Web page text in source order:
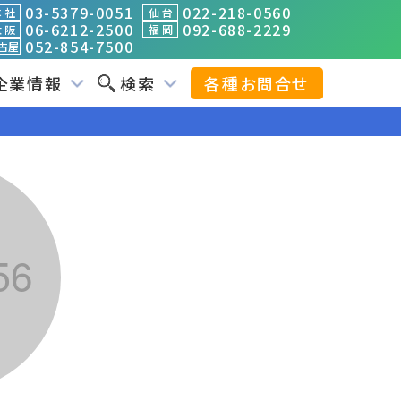
社 03-5379-0051 仙 台 022-218-0560
阪 06-6212-2500 福 岡 092-688-2229
屋 052-854-7500
業情報 検索 各種お問合せ